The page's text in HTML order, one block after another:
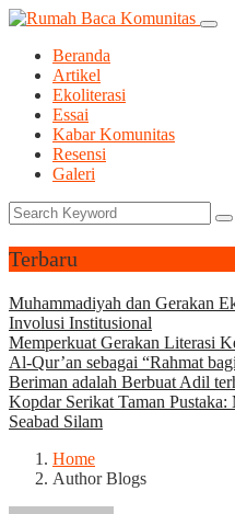
Beranda
Artikel
Ekoliterasi
Essai
Kabar Komunitas
Resensi
Galeri
Terbaru
Muhammadiyah dan Gerakan
Involusi Institusional
Memperkuat Gerakan Literasi
Al-Qur’an sebagai “Rahmat
Beriman adalah Berbuat Adil
Kopdar Serikat Taman
Seabad Silam
Home
Author Blogs